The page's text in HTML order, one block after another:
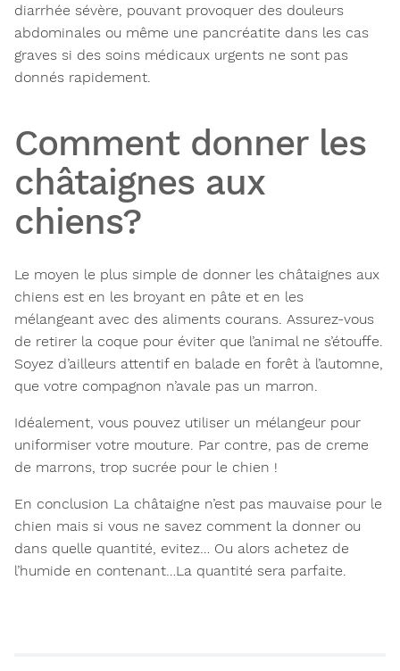
diarrhée sévère, pouvant provoquer des douleurs
abdominales ou même une pancréatite dans les cas
graves si des soins médicaux urgents ne sont pas
donnés rapidement.
Comment donner les
châtaignes aux
chiens?
Le moyen le plus simple de donner les châtaignes aux
chiens est en les broyant en pâte et en les
mélangeant avec des aliments courans. Assurez-vous
de retirer la coque pour éviter que l’animal ne s’étouffe.
Soyez d’ailleurs attentif en balade en forêt à l’automne,
que votre compagnon n’avale pas un marron.
Idéalement, vous pouvez utiliser un mélangeur pour
uniformiser votre mouture. Par contre, pas de creme
de marrons, trop sucrée pour le chien !
En conclusion La châtaigne n’est pas mauvaise pour le
chien mais si vous ne savez comment la donner ou
dans quelle quantité, evitez… Ou alors achetez de
l’humide en contenant…La quantité sera parfaite.